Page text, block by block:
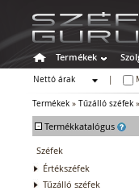
Termékek
Nettó árak
Termékek » Tűzálló széfek »
- Termékkatalógus
Széfek
Értékszéfek
Tűzálló széfek